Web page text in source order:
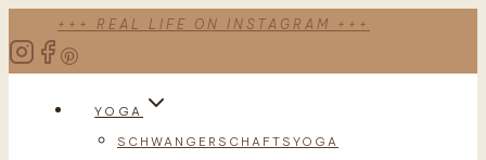
Inhalt
+++ REAL LIFE ON INSTAGRAM +++
YOGA
SCHWANGERSCHAFTSYOGA